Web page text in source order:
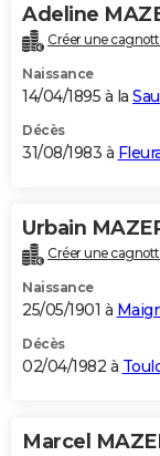
Adeline
Créer une
Naissance
14/04/1895 à la
Décès
31/08/1983 à
Urbain
Créer une
Naissance
25/05/1901 à
Décès
02/04/1982 à
Marcel